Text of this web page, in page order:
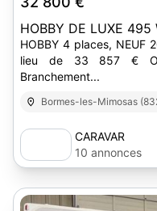
HOBBY DE LUXE 495
HOBBY 4 places, NEUF
lieu de 33 857 €
Branchement...
Bormes-les-Mimosas
CARAVAR
10 annonces